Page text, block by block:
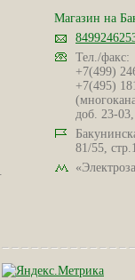
Магазин на
Тел./факс:
+7(499)
+7(495)
доб. 23-
81/55, стр.1.